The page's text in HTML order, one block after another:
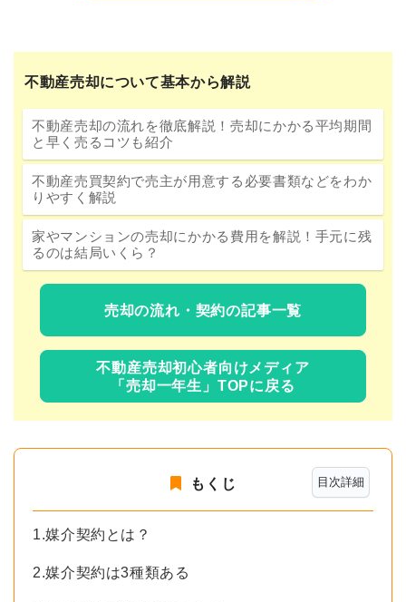
不動産売却について基本から解説
不動産売却の流れを徹底解説！売却にかかる平均期間
と早く売るコツも紹介
不動産売買契約で売主が用意する必要書類などをわか
りやすく解説
家やマンションの売却にかかる費用を解説！手元に残
るのは結局いくら？
売却の流れ・契約の記事一覧
不動産売却初心者向けメディア
「売却一年生」TOPに戻る
目次詳細
もくじ
1.媒介契約とは？
2.媒介契約は3種類ある